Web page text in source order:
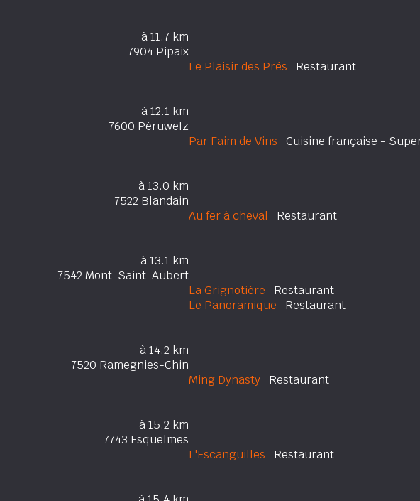
à 11.7 km
7904 Pipaix
Le Plaisir des Prés Restaurant
à 12.1 km
7600 Péruwelz
Par Faim de Vins Cuisine française -
à 13.0 km
7522 Blandain
Au fer à cheval Restaurant
à 13.1 km
7542 Mont-Saint-Aubert
La Grignotière Restaurant
Le Panoramique Restaurant
à 14.2 km
7520 Ramegnies-Chin
Ming Dynasty Restaurant
à 15.2 km
7743 Esquelmes
L'Escanguilles Restaurant